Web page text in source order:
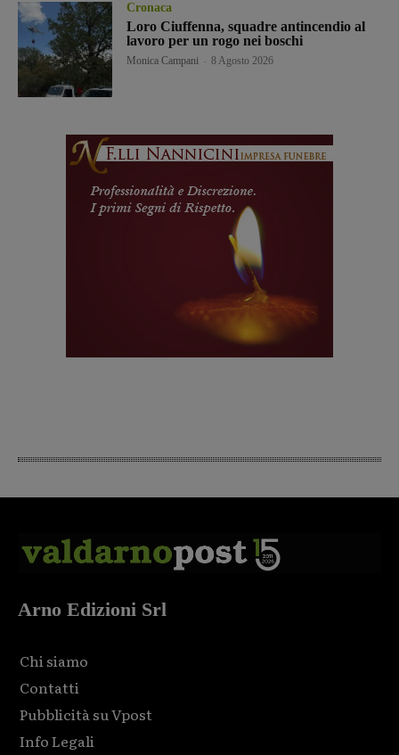
Cronaca
Loro Ciuffenna, squadre antincendio al
lavoro per un rogo nei boschi
Monica Campani 8 Agosto 2026
Arno Edizioni Srl
Chi siamo
Contatti
Pubblicità su Vpost
Info Legali